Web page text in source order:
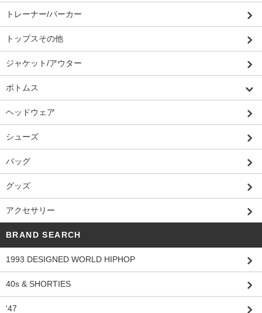
トレーナー/パーカー
トップスその他
ジャケット/アウター
ボトムス
ヘッドウェア
シューズ
バッグ
グッズ
アクセサリー
BRAND SEARCH
1993 DESIGNED WORLD HIPHOP
40s & SHORTIES
'47